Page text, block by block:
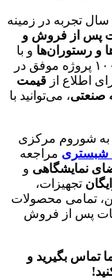
پس از فروش و
و رستوران‌ها و با
اجرای بیش از ۵۰۰۰ پروژه موفق در ایران و ۱۰۰۰ پروژه موفق در
اطلاع از قیمت
صنعتی، می‌توانید با
به شوروم مرکزی
شبستری مراجعه
نمایشگاهی و
تجهیزات،
تمامی محصولات
پس از فروش
تماس بگیرید و